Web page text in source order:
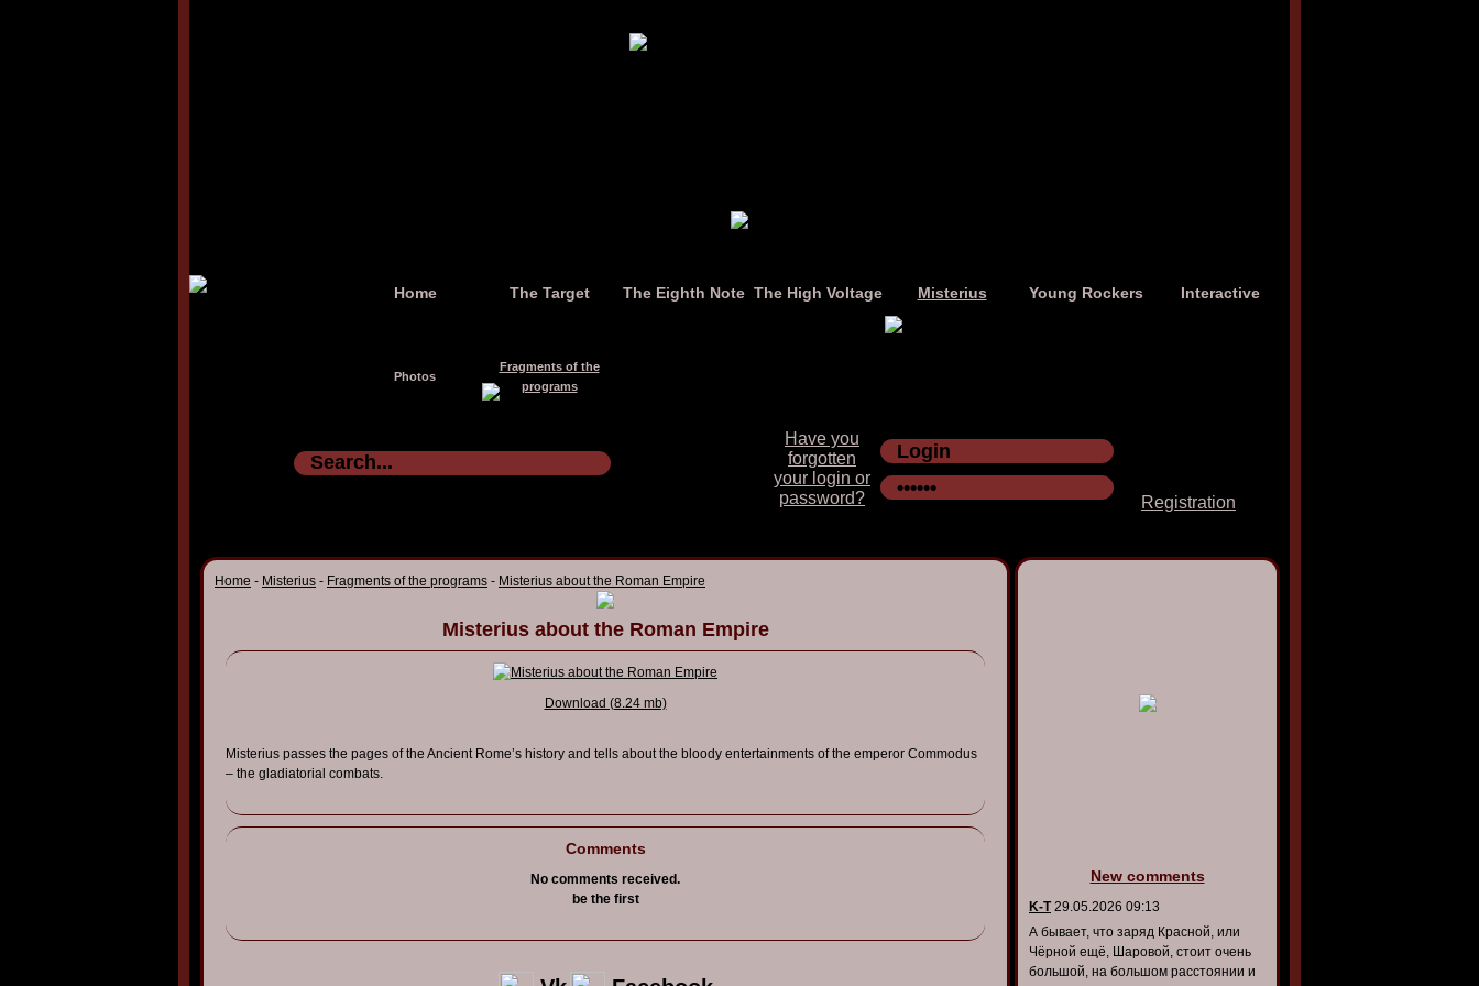
Home The Target The Eighth Note The High Voltage Misterius Young Rockers Interactive
Photos
Fragments of the
programs
Have you
forgotten
your login or
password?
Registration
Home - Misterius - Fragments of the programs - Misterius about the Roman Empire
Misterius about the Roman Empire
Download (8.24 mb)
Misterius passes the pages of the Ancient Rome’s history and tells about the bloody entertainments of the emperor Commodus
– the gladiatorial combats.
Comments
No comments received.
be the first
New comments
K-T29.05.2026 09:13
А бывает, что заряд Красной, или
Чёрной ещё, Шаровой, стоит очень
большой, на большом расстоянии и